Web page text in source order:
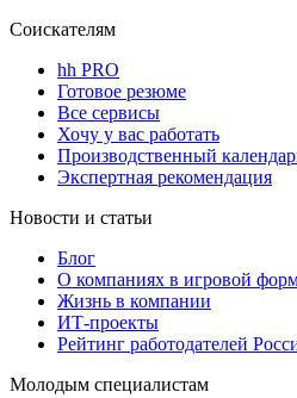
Соискателям
hh PRO
Готовое резюме
Все сервисы
Хочу у вас работать
Производственный
Экспертная рекомендация
Новости и статьи
Блог
О компаниях в игровой
Жизнь в компании
ИТ-проекты
Рейтинг работодателей
Молодым специалистам